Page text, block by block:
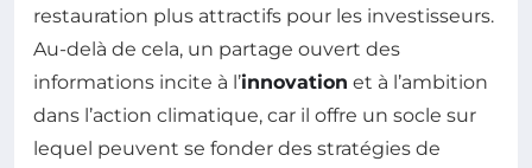
restauration plus attractifs pour les investisseurs.
Au-delà de cela, un partage ouvert des
informations incite à l’innovation et à l’ambition
dans l’action climatique, car il offre un socle sur
lequel peuvent se fonder des stratégies de